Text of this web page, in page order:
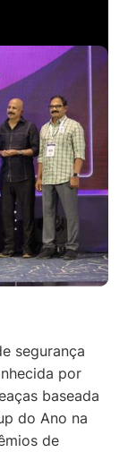
segurança
por
baseada
do Ano na
de